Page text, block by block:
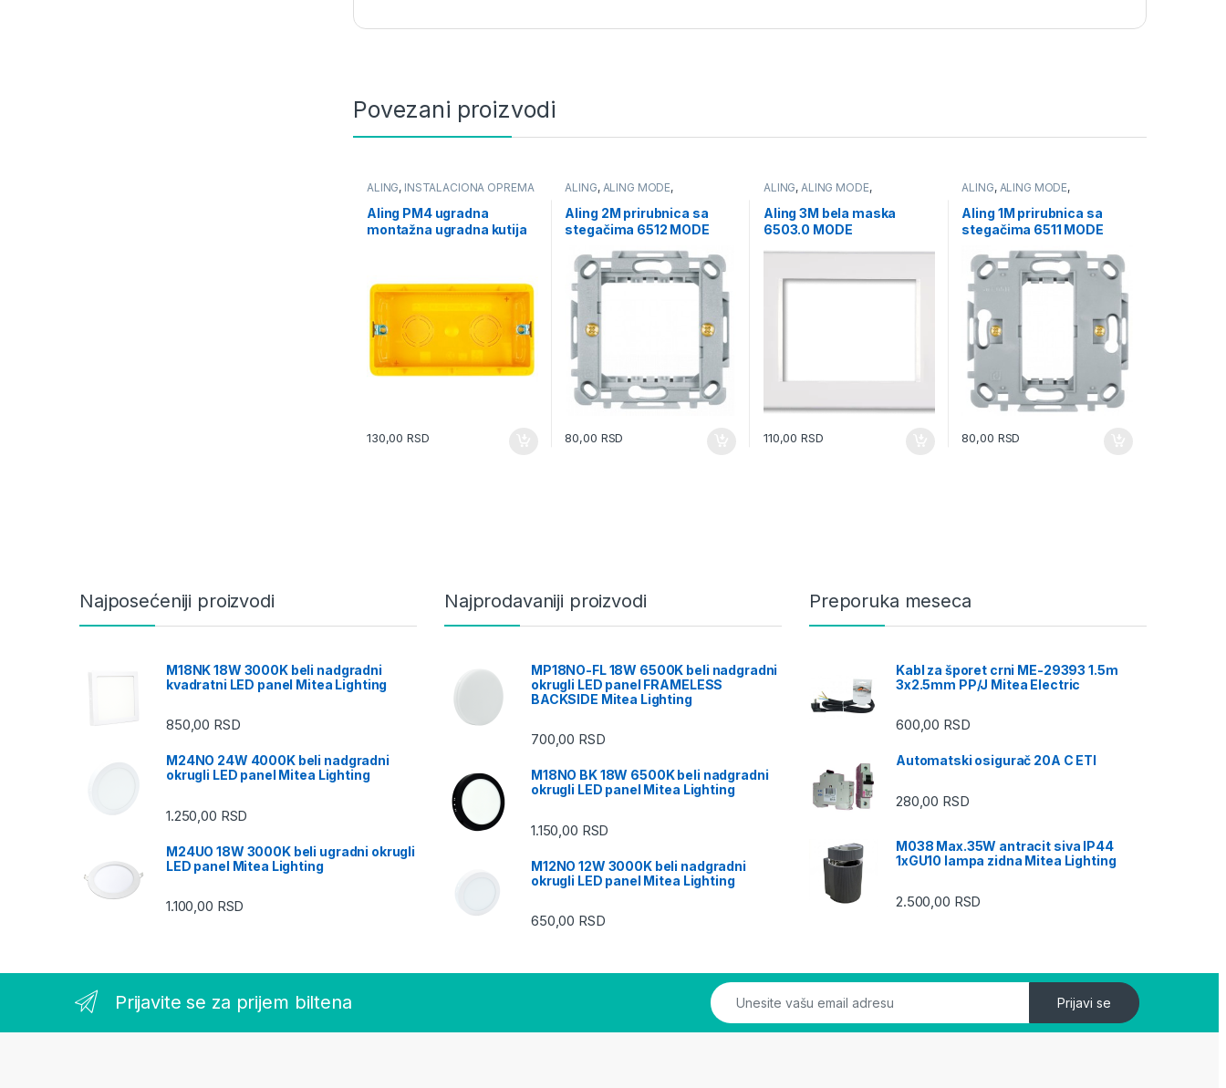
Povezani proizvodi
ALING, INSTALACIONA OPREMA
Aling PM4 ugradna
montažna ugradna kutija
130,00RSD
ALING, ALING MODE,
MODULARNE
Aling 2M prirubnica sa
stegačima 6512 MODE
80,00 RSD
ALING,ALING MODE,
MODULARNE
Aling 3M bela maska
6503.0 MODE
110,00RSD
ALING, ALING MODE,
MODULARNE
Aling 1M prirubnica sa
stegačima 6511 MODE
80,00 RSD
Najposećeniji proizvodi
M18NK 18W 3000K beli nadgradni
kvadratni LED panel Mitea Lighting
850,00 RSD
M24NO 24W 4000K beli nadgradni
okrugli LED panel Mitea Lighting
1.250,00 RSD
M24UO 18W 3000K beli ugradni okrugli
LED panel Mitea Lighting
1.100,00 RSD
Najprodavaniji proizvodi
MP18NO-FL 18W 6500K beli nadgradni
okrugli LED panel FRAMELESS
BACKSIDE Mitea Lighting
700,00 RSD
M18NO BK 18W 6500K beli nadgradni
okrugli LED panel Mitea Lighting
1.150,00 RSD
M12NO 12W 3000K beli nadgradni
okrugli LED panel Mitea Lighting
650,00 RSD
Preporuka meseca
Kabl za šporet crni ME-29393 1.5m
3x2.5mm PP/J Mitea Electric
600,00 RSD
Automatski osigurač 20A C ETI
280,00 RSD
M038 Max.35W antracit siva IP44
1xGU10 lampa zidna Mitea Lighting
2.500,00 RSD
Prijavite se za prijem biltena Prijavi se